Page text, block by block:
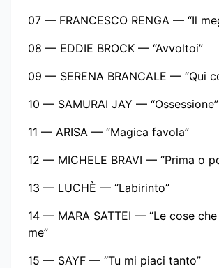
07 — FRANCESCO RENGA — “Il
08 — EDDIE BROCK — “Avvoltoi”
09 — SERENA BRANCALE — “Qui
10 — SAMURAI JAY — “Ossessione”
11 — ARISA — “Magica favola”
12 — MICHELE BRAVI — “Prima o
13 — LUCHÈ — “Labirinto”
14 — MARA SATTEI — “Le cose
me”
15 — SAYF — “Tu mi piaci tanto”